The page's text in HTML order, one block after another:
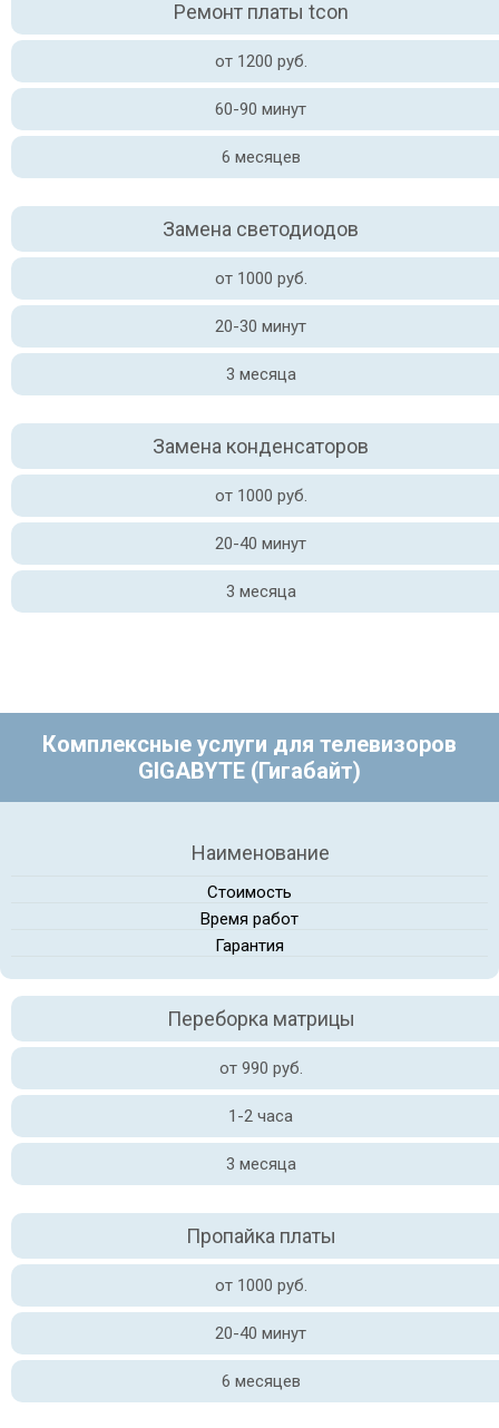
Ремонт платы tcon
от 1200 руб.
60-90 минут
6 месяцев
Замена светодиодов
от 1000 руб.
20-30 минут
3 месяца
Замена конденсаторов
от 1000 руб.
20-40 минут
3 месяца
Комплексные услуги для телевизоров
GIGABYTE (Гигабайт)
Наименование
Стоимость
Время работ
Гарантия
Переборка матрицы
от 990 руб.
1-2 часа
3 месяца
Пропайка платы
от 1000 руб.
20-40 минут
6 месяцев